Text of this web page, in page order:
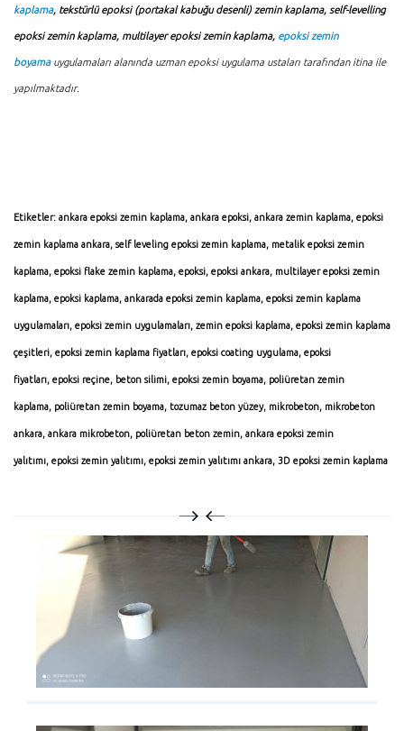
kaplama, tekstürlü epoksi (portakal kabuğu desenli) zemin kaplama, self-levelling
epoksi zemin kaplama, multilayer epoksi zemin kaplama, epoksi zemin
boyamauygulamaları alanında uzman epoksi uygulama ustaları tarafından itina ile
yapılmaktadır.
Etiketler: ankara epoksi zemin kaplama, ankara epoksi, ankara zemin kaplama, epoksi
zemin kaplama ankara, self leveling epoksi zemin kaplama, metalik epoksi zemin
kaplama, epoksi flake zemin kaplama, epoksi, epoksi ankara, multilayer epoksi zemin
kaplama, epoksi kaplama, ankarada epoksi zemin kaplama, epoksi zemin kaplama
uygulamaları, epoksi zemin uygulamaları, zemin epoksi kaplama, epoksi zemin kaplama
çeşitleri, epoksi zemin kaplama fiyatları, epoksi coating uygulama, epoksi
fiyatları, epoksi reçine, beton silimi, epoksi zemin boyama, poliüretan zemin
kaplama, poliüretan zemin boyama, tozumaz beton yüzey, mikrobeton, mikrobeton
ankara, ankara mikrobeton, poliüretan beton zemin, ankara epoksi zemin
yalıtımı, epoksi zemin yalıtımı, epoksi zemin yalıtımı ankara, 3D epoksi zemin kaplama